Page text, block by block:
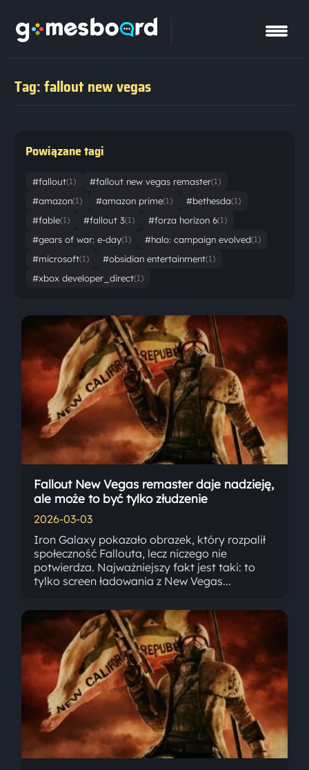
Tag: fallout new vegas
Powiązane tagi
#fallout(1) #fallout new vegas remaster(1)
#amazon(1) #amazon prime(1) #bethesda(1)
#fable(1) #fallout 3(1) #forza horizon 6(1)
#gears of war: e-day(1) #halo: campaign evolved(1)
#microsoft(1) #obsidian entertainment(1)
#xbox developer_direct(1)
Fallout New Vegas remaster daje nadzieję,
ale może to być tylko złudzenie
2026-03-03
Iron Galaxy pokazało obrazek, który rozpalił
społeczność Fallouta, lecz niczego nie
potwierdza. Najważniejszy fakt jest taki: to
tylko screen ładowania z New Vegas...